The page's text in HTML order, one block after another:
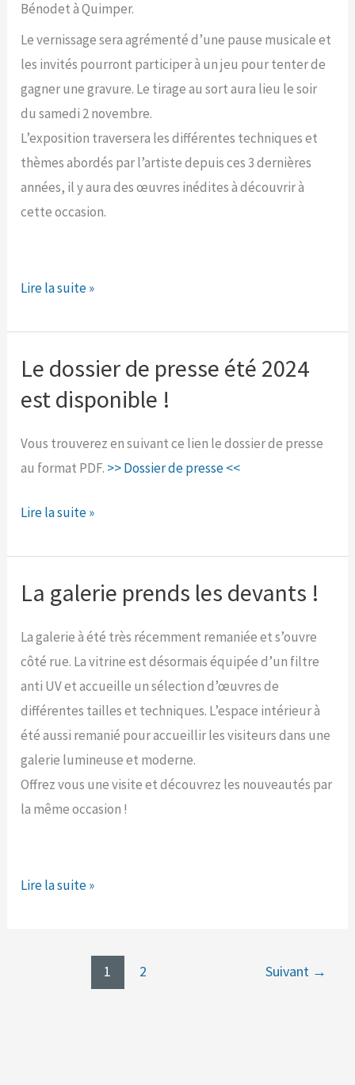
Bénodet à Quimper.
Le vernissage sera agrémenté d’une pause musicale et
les invités pourront participer à un jeu pour tenter de
gagner une gravure. Le tirage au sort aura lieu le soir
du samedi 2 novembre.
L’exposition traversera les différentes techniques et
thèmes abordés par l’artiste depuis ces 3 dernières
années, il y aura des œuvres inédites à découvrir à
cette occasion.
Inauguration
nouvel
espace
Lire la suite »
Le dossier de presse été 2024
est disponible !
Vous trouverez en suivant ce lien le dossier de presse
au format PDF. >> Dossier de presse <<
Le
de
presse
2024
est
disponible
!
Lire la suite »
La galerie prends les devants !
La galerie à été très récemment remaniée et s’ouvre
côté rue. La vitrine est désormais équipée d’un filtre
anti UV et accueille un sélection d’œuvres de
différentes tailles et techniques. L’espace intérieur à
été aussi remanié pour accueillir les visiteurs dans une
galerie lumineuse et moderne.
Offrez vous une visite et découvrez les nouveautés par
la même occasion !
La
Lire la suite »
1 2 Suivant →